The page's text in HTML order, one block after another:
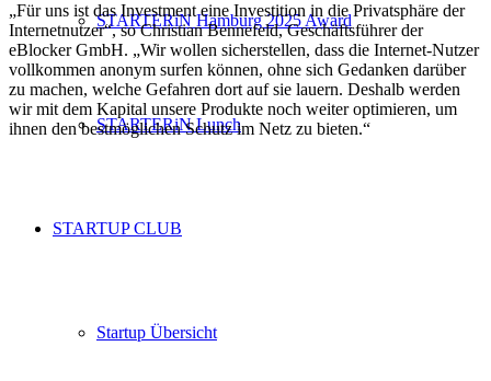
STARTERiN Hamburg 2025 Award
STARTERiN Lunch
STARTUP CLUB
Startup Übersicht
„Für uns ist das Investment eine Investition in die Privatsphäre der
Internetnutzer“, so Christian Bennefeld, Geschäftsführer der
eBlocker GmbH. „Wir wollen sicherstellen, dass die Internet-Nutzer
vollkommen anonym surfen können, ohne sich Gedanken darüber
zu machen, welche Gefahren dort auf sie lauern. Deshalb werden
wir mit dem Kapital unsere Produkte noch weiter optimieren, um
ihnen den bestmöglichen Schutz im Netz zu bieten.“